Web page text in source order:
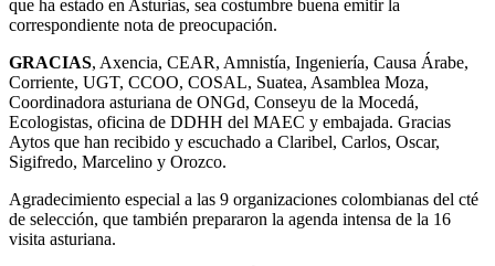
que ha estado en Asturias, sea costumbre buena emitir la
correspondiente nota de preocupación.
GRACIAS, Axencia, CEAR, Amnistía, Ingeniería, Causa Árabe,
Corriente, UGT, CCOO, COSAL, Suatea, Asamblea Moza,
Coordinadora asturiana de ONGd, Conseyu de la Mocedá,
Ecologistas, oficina de DDHH del MAEC y embajada. Gracias
Aytos que han recibido y escuchado a Claribel, Carlos, Oscar,
Sigifredo, Marcelino y Orozco.
Agradecimiento especial a las 9 organizaciones colombianas del cté
de selección, que también prepararon la agenda intensa de la 16
visita asturiana.